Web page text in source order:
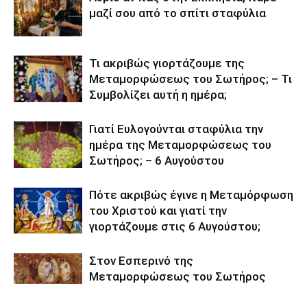
μαζί σου από το σπίτι σταφύλια
Τι ακριβώς γιορτάζουμε της
Μεταμορφώσεως του Σωτήρος; – Τι
Συμβολίζει αυτή η ημέρα;
Γιατί Ευλογούνται σταφύλια την
ημέρα της Μεταμορφώσεως του
Σωτήρος; – 6 Αυγούστου
Πότε ακριβώς έγινε η Μεταμόρφωση
του Χριστού και γιατί την
γιορτάζουμε στις 6 Αυγούστου;
Στον Εσπερινό της
Μεταμορφώσεως του Σωτήρος